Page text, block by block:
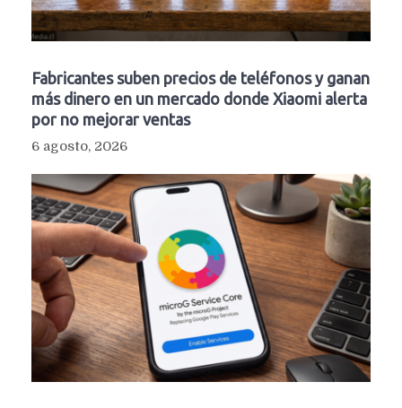
Fabricantes suben precios de teléfonos y ganan
más dinero en un mercado donde Xiaomi alerta
por no mejorar ventas
6 agosto, 2026